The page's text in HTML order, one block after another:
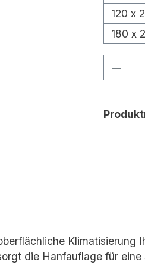
120 x
180 x
Klimatisierung
die Hanfauflage für